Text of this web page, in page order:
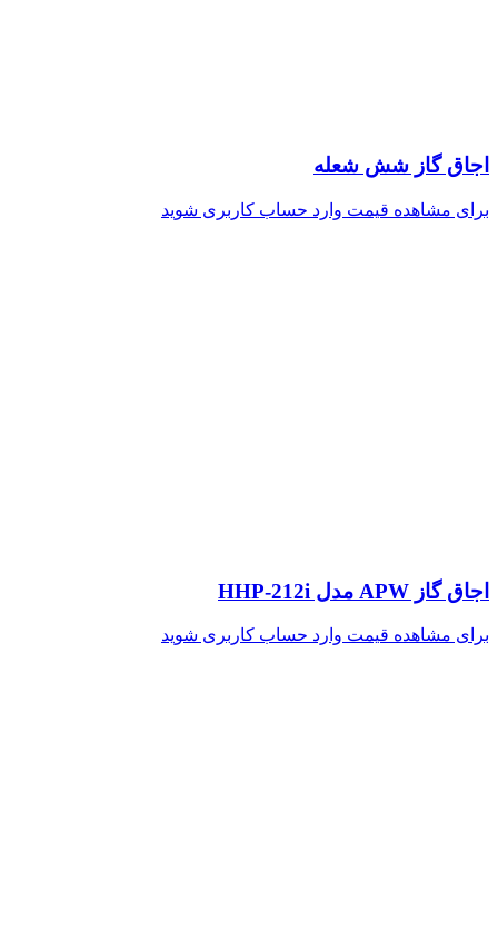
اجاق گاز شش شعله
برای مشاهده قیمت وارد حساب کاربری شوید
اجاق گاز APW مدل HHP-212i
برای مشاهده قیمت وارد حساب کاربری شوید